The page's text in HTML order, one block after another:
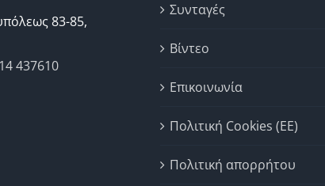
83-85,
437610
Συνταγές
Βίντεο
Επικοινωνία
Πολιτική Cookies (ΕΕ)
Πολιτική απορρήτου